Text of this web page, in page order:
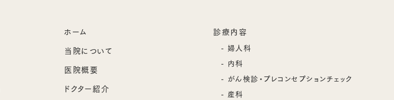
ホーム
当院について
医院概要
ドクター紹介
診療内容
婦人科
内科
がん検診・プレコンセプションチェック
産科